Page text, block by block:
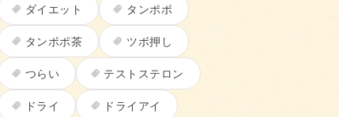
ダイエット タンポポ
タンポポ茶 ツボ押し
つらい テストステロン
ドライ ドライアイ